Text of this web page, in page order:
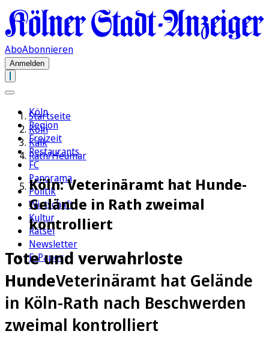
AboAbonnieren
Anmelden
Köln
Region
Freizeit
Restaurants
FC
Panorama
Politik
Wirtschaft
Kultur
Rätsel
Newsletter
E-Paper
Startseite
Köln
Kalk
Rath/Heumar
Köln: Veterinäramt hat Hunde-
Gelände in Rath zweimal
kontrolliert
Tote und verwahrloste
HundeVeterinäramt hat Gelände
in Köln-Rath nach Beschwerden
zweimal kontrolliert